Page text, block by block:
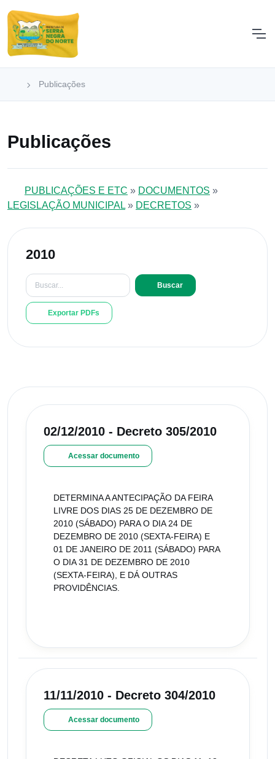
Publicações
Publicações
PUBLICAÇÕES E ETC » DOCUMENTOS »
LEGISLAÇÃO MUNICIPAL » DECRETOS »
2010
Buscar
Exportar PDFs
02/12/2010 - Decreto 305/2010
Acessar documento
DETERMINA A ANTECIPAÇÃO DA FEIRA
LIVRE DOS DIAS 25 DE DEZEMBRO DE
2010 (SÁBADO) PARA O DIA 24 DE
DEZEMBRO DE 2010 (SEXTA-FEIRA) E
01 DE JANEIRO DE 2011 (SÁBADO) PARA
O DIA 31 DE DEZEMBRO DE 2010
(SEXTA-FEIRA), E DÁ OUTRAS
PROVIDÊNCIAS.
11/11/2010 - Decreto 304/2010
Acessar documento